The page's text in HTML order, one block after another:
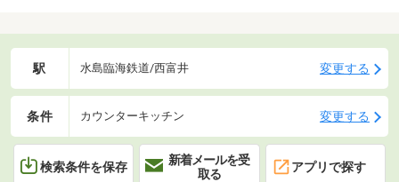
駅 水島臨海鉄道/西富井 変更する
条件 カウンターキッチン 変更する
検索条件を保存
新着メールを受
取る
アプリで探す